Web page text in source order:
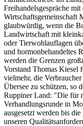
Freihandelsgespräche
Wirtschaftsgemeinschaft
glaubwürdig, wenn die
Landwirtschaft mit
oder Tierwohlauflagen
und hormonbehandeltes
werden die Grenzen
Vorstand Thomas Kiesel
vielmehr, die
Übersee zu schützen, so
Ruppiner Land: "Die für
Verhandlungsrunde in
ausgesetzt werden bis
unseren